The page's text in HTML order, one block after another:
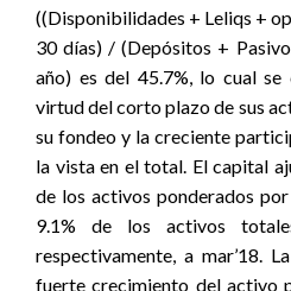
((Disponibilidades + Leliqs +
30 días) / (Depósitos +
año) es del 45.7%, lo cual se
virtud del corto plazo de sus
su fondeo y la creciente
la vista en el total. El capital
de los activos ponderados
9.1% de los activos
respectivamente, a mar’18.
fuerte crecimiento del activo